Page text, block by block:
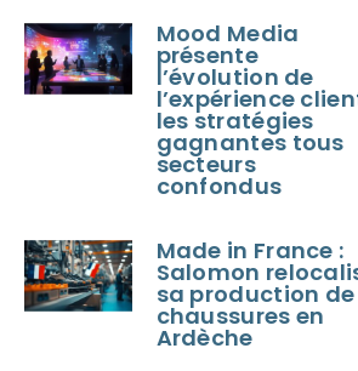
Mood Media
présente
l’évolution de
l’expérience
les stratégies
gagnantes tous
secteurs
confondus
Made in France :
Salomon
sa production de
chaussures en
Ardèche